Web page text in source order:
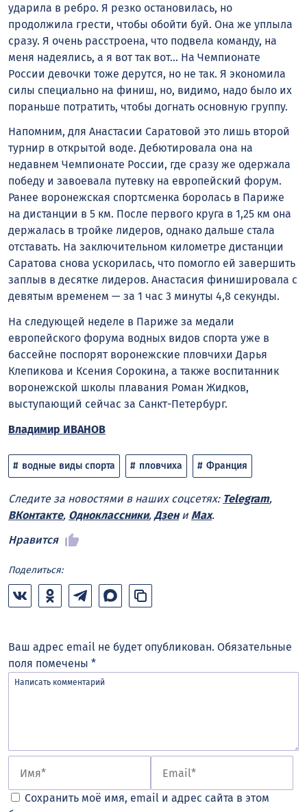
ударила в ребро. Я резко остановилась, но
продолжила грести, чтобы обойти буй. Она же уплыла
сразу. Я очень расстроена, что подвела команду, на
меня надеялись, а я вот так вот… На Чемпионате
России девочки тоже дерутся, но не так. Я экономила
силы специально на финиш, но, видимо, надо было их
пораньше потратить, чтобы догнать основную группу.
Напомним, для Анастасии Саратовой это лишь второй
турнир в открытой воде. Дебютировала она на
недавнем Чемпионате России, где сразу же одержала
победу и завоевала путевку на европейский форум.
Ранее воронежская спортсменка боролась в Париже
на дистанции в 5 км. После первого круга в 1,25 км она
держалась в тройке лидеров, однако дальше стала
отставать. На заключительном километре дистанции
Саратова снова ускорилась, что помогло ей завершить
заплыв в десятке лидеров. Анастасия финишировала с
девятым временем — за 1 час 3 минуты 4,8 секунды.
На следующей неделе в Париже за медали
европейского форума водных видов спорта уже в
бассейне поспорят воронежские пловчихи Дарья
Клепикова и Ксения Сорокина, а также воспитанник
воронежской школы плавания Роман Жидков,
выступающий сейчас за Санкт-Петербург.
Владимир ИВАНОВ
водные виды спорта пловчиха Франция
Следите за новостями в наших соцсетях: Telegram,
ВКонтакте, Одноклассники, Дзени Max.
Нравится
Поделиться:
Ваш адрес email не будет опубликован. Обязательные
поля помечены *
Сохранить моё имя, email и адрес сайта в этом